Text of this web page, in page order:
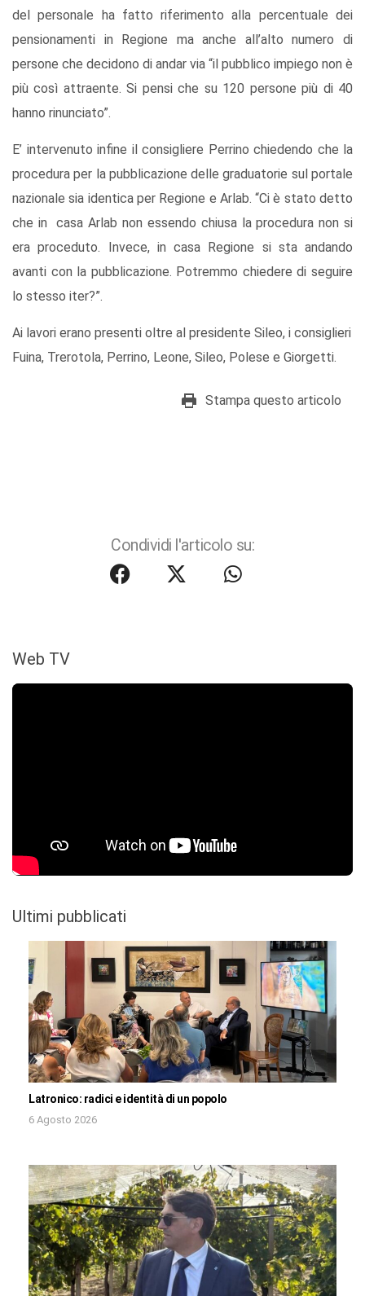
del personale ha fatto riferimento alla percentuale dei
pensionamenti in Regione ma anche all’alto numero di
persone che decidono di andar via “il pubblico impiego non è
più così attraente. Si pensi che su 120 persone più di 40
hanno rinunciato”.
E’ intervenuto infine il consigliere Perrino chiedendo che la
procedura per la pubblicazione delle graduatorie sul portale
nazionale sia identica per Regione e Arlab. “Ci è stato detto
che in casa Arlab non essendo chiusa la procedura non si
era proceduto. Invece, in casa Regione si sta andando
avanti con la pubblicazione. Potremmo chiedere di seguire
lo stesso iter?”.
Ai lavori erano presenti oltre al presidente Sileo, i consiglieri
Fuina, Trerotola, Perrino, Leone, Sileo, Polese e Giorgetti.
Stampa questo articolo
Condividi l'articolo su:
Web TV
Ultimi pubblicati
Latronico: radici e identità di un popolo
6 Agosto 2026